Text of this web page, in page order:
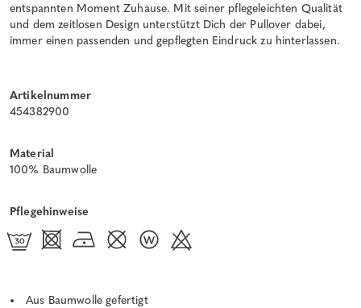
entspannten Moment Zuhause. Mit seiner pflegeleichten Qualität
und dem zeitlosen Design unterstützt Dich der Pullover dabei,
immer einen passenden und gepflegten Eindruck zu hinterlassen.
Artikelnummer
454382900
Material
100% Baumwolle
Pflegehinweise
Aus Baumwolle gefertigt